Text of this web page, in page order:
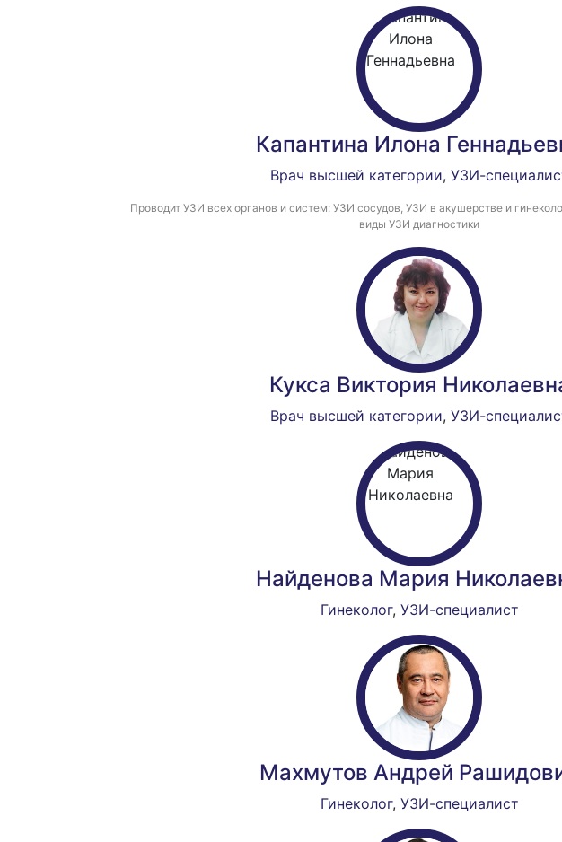
Капантина Илона
Врач высшей категории, УЗИ-
Проводит УЗИ всех органов и систем: УЗИ сосудов, УЗИ в акушерстве и
виды УЗИ диагностики
Кукса Виктория
Врач высшей категории, УЗИ-
Найденова Мария
Гинеколог, УЗИ-специалист
Махмутов Андрей
Гинеколог, УЗИ-специалист